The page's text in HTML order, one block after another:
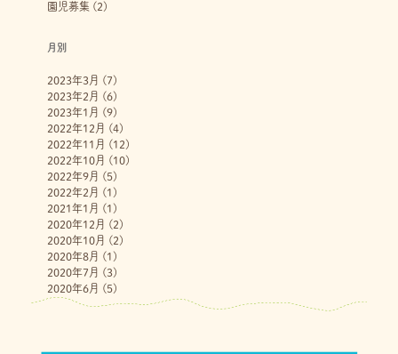
園児募集 (2)
月別
2023年3月 (7)
2023年2月 (6)
2023年1月 (9)
2022年12月 (4)
2022年11月 (12)
2022年10月 (10)
2022年9月 (5)
2022年2月 (1)
2021年1月 (1)
2020年12月 (2)
2020年10月 (2)
2020年8月 (1)
2020年7月 (3)
2020年6月 (5)